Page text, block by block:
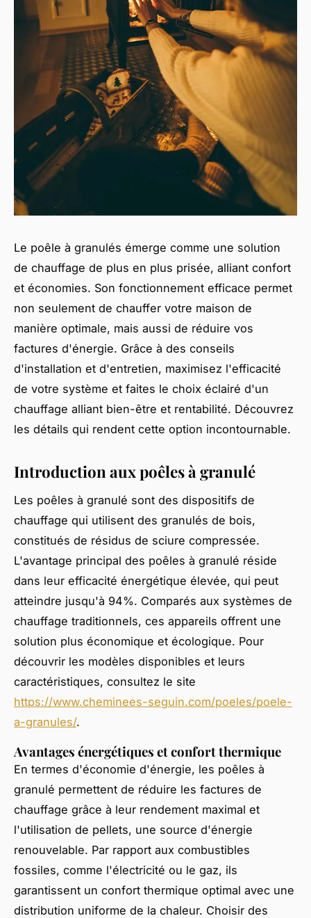
Le poêle à granulés émerge comme une solution
de chauffage de plus en plus prisée, alliant confort
et économies. Son fonctionnement efficace permet
non seulement de chauffer votre maison de
manière optimale, mais aussi de réduire vos
factures d'énergie. Grâce à des conseils
d'installation et d'entretien, maximisez l'efficacité
de votre système et faites le choix éclairé d'un
chauffage alliant bien-être et rentabilité. Découvrez
les détails qui rendent cette option incontournable.
Introduction aux poêles à granulé
Les poêles à granulé sont des dispositifs de
chauffage qui utilisent des granulés de bois,
constitués de résidus de sciure compressée.
L'avantage principal des poêles à granulé réside
dans leur efficacité énergétique élevée, qui peut
atteindre jusqu'à 94%. Comparés aux systèmes de
chauffage traditionnels, ces appareils offrent une
solution plus économique et écologique. Pour
découvrir les modèles disponibles et leurs
caractéristiques, consultez le site
https://www.cheminees-seguin.com/poeles/poele-
a-granules/.
Avantages énergétiques et confort thermique
En termes d'économie d'énergie, les poêles à
granulé permettent de réduire les factures de
chauffage grâce à leur rendement maximal et
l'utilisation de pellets, une source d'énergie
renouvelable. Par rapport aux combustibles
fossiles, comme l'électricité ou le gaz, ils
garantissent un confort thermique optimal avec une
distribution uniforme de la chaleur. Choisir des